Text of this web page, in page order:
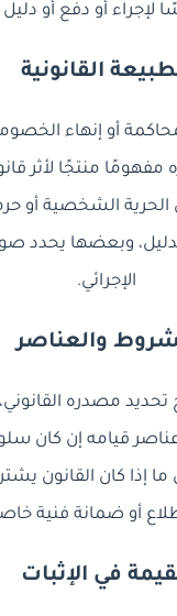
لإجراء أو دفع أو
القانونية
أو إنهاء
مفهومًا منتجًا لأثر
الشخصية أو
وبعضها يحدد
الإجرائي.
والعناصر
مصدره
عناصر قيامه إن
إذا كان القانون
أو ضمانة فنية
في الإثبات